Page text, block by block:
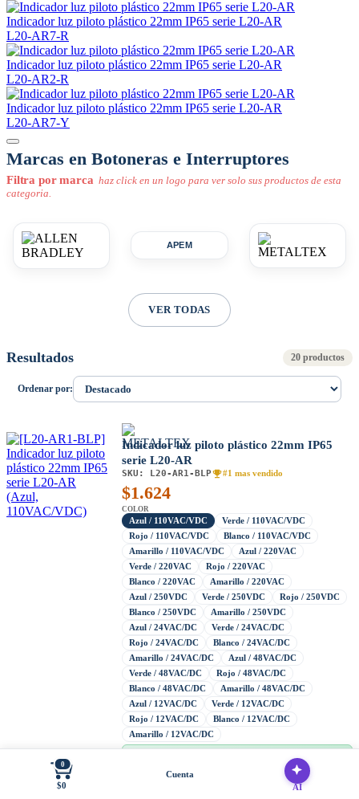
Indicador luz piloto plástico 22mm IP65 serie L20-AR
L20-AR7-R
Indicador luz piloto plástico 22mm IP65 serie L20-AR
L20-AR2-R
Indicador luz piloto plástico 22mm IP65 serie L20-AR
L20-AR7-Y
Marcas en Botoneras e Interruptores
Filtra por marca haz click en un logo para ver solo sus productos de esta
categoria.
APEM
VER TODAS
Resultados 20 productos
Ordenar por:
Indicador luz piloto plástico 22mm IP65
serie L20-AR
SKU: L20-AR1-BLP #1 mas vendido
$1.624
COLOR
Azul / 110VAC/VDC
Verde / 110VAC/VDC
Rojo / 110VAC/VDC
Blanco / 110VAC/VDC
Amarillo / 110VAC/VDC
Azul / 220VAC
Verde / 220VAC
Rojo / 220VAC
Blanco / 220VAC
Amarillo / 220VAC
Azul / 250VDC
Verde / 250VDC
Rojo / 250VDC
Blanco / 250VDC
Amarillo / 250VDC
Azul / 24VAC/DC
Verde / 24VAC/DC
Rojo / 24VAC/DC
Blanco / 24VAC/DC
Amarillo / 24VAC/DC
Azul / 48VAC/DC
Verde / 48VAC/DC
Rojo / 48VAC/DC
Blanco / 48VAC/DC
Amarillo / 48VAC/DC
Azul / 12VAC/DC
Verde / 12VAC/DC
Rojo / 12VAC/DC
Blanco / 12VAC/DC
Amarillo / 12VAC/DC
+20 en bodega
0
$0
Cuenta
AI